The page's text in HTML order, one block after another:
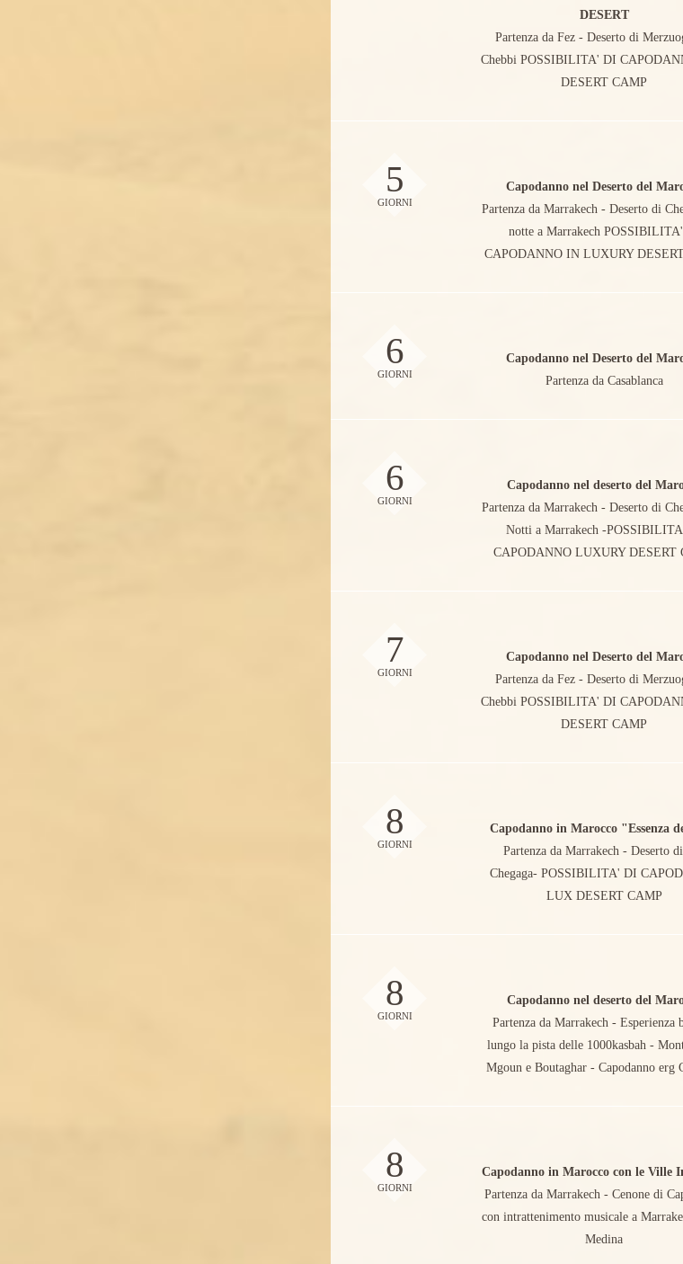
DESERT
Partenza da Fez - Deserto di
Chebbi POSSIBILITA' DI
DESERT CAMP
5
GIORNI
Capodanno nel Deserto del
Partenza da Marrakech - Deserto di
notte a Marrakech
CAPODANNO IN LUXURY
6
GIORNI
Capodanno nel Deserto del
Partenza da Casablanca
6
GIORNI
Capodanno nel deserto del
Partenza da Marrakech - Deserto di
Notti a Marrakech -
CAPODANNO LUXURY DESERT
7
GIORNI
Capodanno nel Deserto del
Partenza da Fez - Deserto di
Chebbi POSSIBILITA' DI
DESERT CAMP
8
GIORNI
Capodanno in Marocco "Essenza
Partenza da Marrakech - Deserto
Chegaga- POSSIBILITA' DI
LUX DESERT CAMP
8
GIORNI
Capodanno nel deserto del
Partenza da Marrakech - Esperienza
lungo la pista delle 1000kasbah -
Mgoun e Boutaghar - Capodanno erg
8
GIORNI
Capodanno in Marocco con le Ville
Partenza da Marrakech - Cenone di
con intrattenimento musicale a
Medina